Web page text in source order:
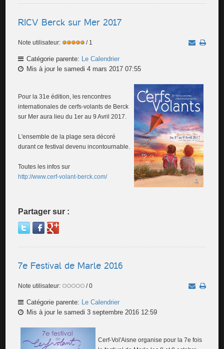
RICV Berck sur Mer 2017
Note utilisateur: / 1
Catégorie parente:
Le Calendrier
Mis à jour le samedi 4 mars 2017 07:55
Pour la 31e édition, les rencontres
internationales de cerfs-volants de Berck
sur Mer aura lieu du 1er au 9 Avril 2017.
L'ensemble de la plage sera décoré
durant ce festival devenu incontournable.
Toutes les infos sur
http://www.cerf-volant-berck.com/
Partager sur :
7e Festival de Marle 2016
Note utilisateur: / 0
Catégorie parente:
Le Calendrier
Mis à jour le samedi 3 septembre 2016 12:59
Cerf-Vol'Aisne organise pour la 7e fois